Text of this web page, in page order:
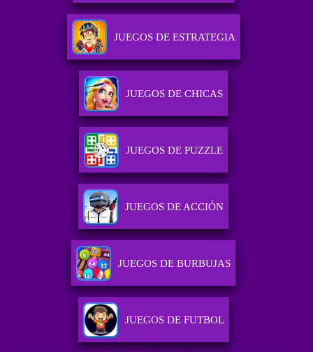
JUEGOS DE ESTRATEGIA
JUEGOS DE CHICAS
JUEGOS DE PUZZLE
JUEGOS DE ACCIÓN
JUEGOS DE BURBUJAS
JUEGOS DE FUTBOL